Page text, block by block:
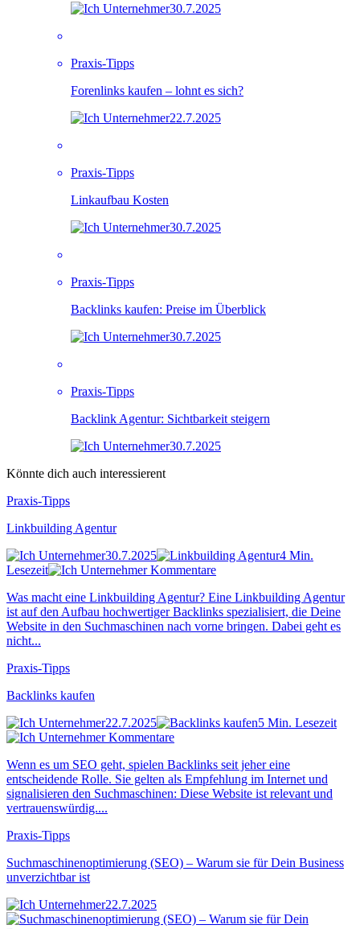
30.7.2025
Praxis-Tipps
Forenlinks kaufen – lohnt es sich?
22.7.2025
Praxis-Tipps
Linkaufbau Kosten
30.7.2025
Praxis-Tipps
Backlinks kaufen: Preise im Überblick
30.7.2025
Praxis-Tipps
Backlink Agentur: Sichtbarkeit steigern
30.7.2025
Könnte dich auch interessierent
Praxis-Tipps
Linkbuilding Agentur
30.7.2025
4 Min.
Lesezeit
Kommentare
Was macht eine Linkbuilding Agentur? Eine Linkbuilding Agentur
ist auf den Aufbau hochwertiger Backlinks spezialisiert, die Deine
Website in den Suchmaschinen nach vorne bringen. Dabei geht es
nicht...
Praxis-Tipps
Backlinks kaufen
22.7.2025
5 Min. Lesezeit
Kommentare
Wenn es um SEO geht, spielen Backlinks seit jeher eine
entscheidende Rolle. Sie gelten als Empfehlung im Internet und
signalisieren den Suchmaschinen: Diese Website ist relevant und
vertrauenswürdig....
Praxis-Tipps
Suchmaschinenoptimierung (SEO) – Warum sie für Dein Business
unverzichtbar ist
22.7.2025